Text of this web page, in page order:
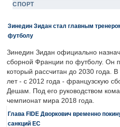
СПОРТ
Зинедин Зидан стал главным
футболу
Зинедин Зидан официально
сборной Франции по футболу. Он
который рассчитан до 2030 года.
лет - с 2012 года - французскую
Дешам. Под его руководством
чемпионат мира 2018 года.
Глава FIDE Дворкович временно
санкций ЕС